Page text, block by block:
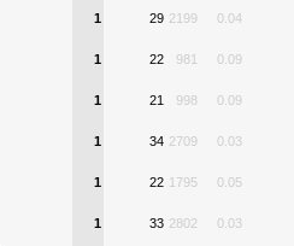
1 29 2199 0.04
1 22 981 0.09
1 21 998 0.09
1 34 2709 0.03
1 22 1795 0.05
1 33 2802 0.03